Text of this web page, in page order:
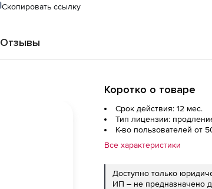
Скопировать ссылку
Отзывы
Коротко о товаре
Срок действия: 12 мес.
Тип лицензии:
К-во пользователей от
Все характеристики
Доступно только
ИП – не предназначено